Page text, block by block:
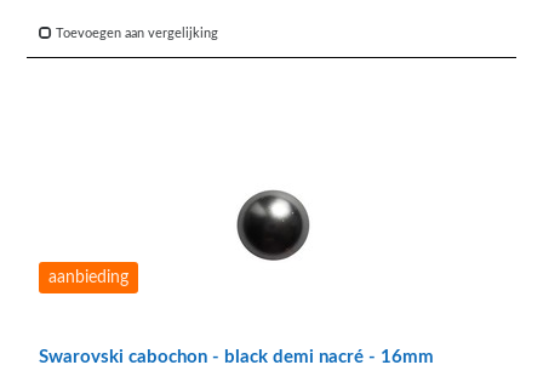
Toevoegen aan vergelijking
aanbieding
Swarovski cabochon - black demi nacré - 16mm